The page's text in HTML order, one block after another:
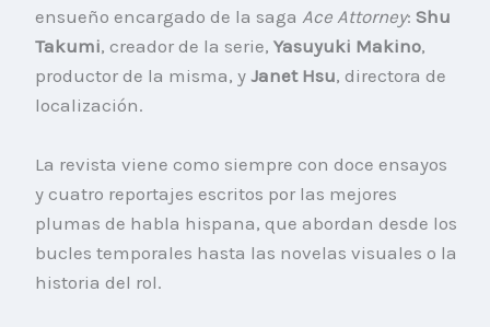
ensueño encargado de la saga Ace Attorney: Shu
Takumi, creador de la serie, Yasuyuki Makino,
productor de la misma, y Janet Hsu, directora de
localización.
La revista viene como siempre con doce ensayos
y cuatro reportajes escritos por las mejores
plumas de habla hispana, que abordan desde los
bucles temporales hasta las novelas visuales o la
historia del rol.